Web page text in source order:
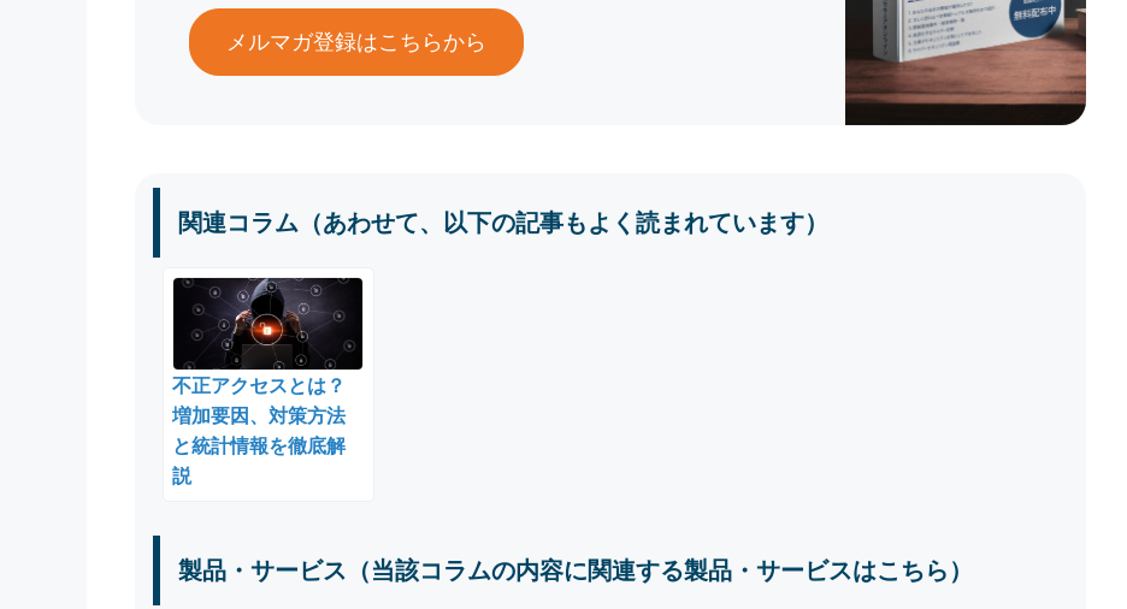
メルマガ登録はこちらから
関連コラム（あわせて、以下の記事もよく読まれています）
不正アクセスとは？
増加要因、対策方法
と統計情報を徹底解
説
製品・サービス（当該コラムの内容に関連する製品・サービスはこちら）